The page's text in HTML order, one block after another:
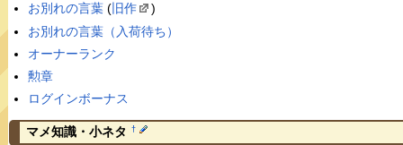
お別れの言葉(旧作
)
お別れの言葉（入荷待ち）
オーナーランク
勲章
ログインボーナス
マメ知識・小ネタ †